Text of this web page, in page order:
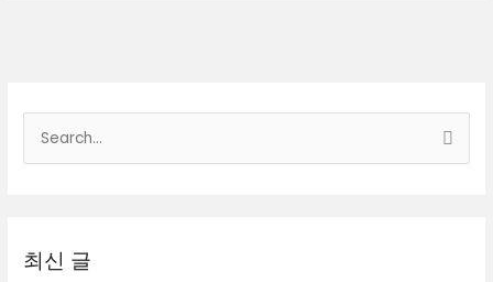
톡
ryboy3500
성
성
최신 글